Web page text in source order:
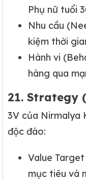
Phụ nữ tuổi
Nhu cầu
kiệm thời
Hành vi
hàng qua
21. Strategy
3V của Nirmalya
độc đáo:
Value
mục tiêu và